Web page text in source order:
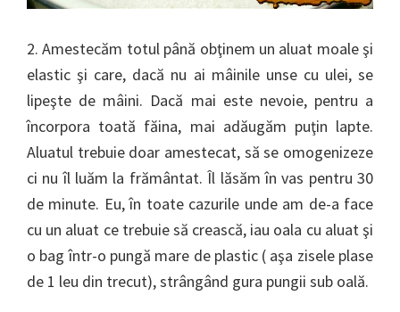
2. Amestecăm totul până obţinem un aluat moale şi
elastic şi care, dacă nu ai mâinile unse cu ulei, se
lipeşte de mâini. Dacă mai este nevoie, pentru a
încorpora toată făina, mai adăugăm puţin lapte.
Aluatul trebuie doar amestecat, să se omogenizeze
ci nu îl luăm la frământat. Îl lăsăm în vas pentru 30
de minute. Eu, în toate cazurile unde am de-a face
cu un aluat ce trebuie să crească, iau oala cu aluat şi
o bag într-o pungă mare de plastic ( aşa zisele plase
de 1 leu din trecut), strângând gura pungii sub oală.